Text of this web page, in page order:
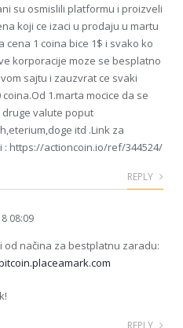
su osmislili platformu i proizveli
koji ce izaci u prodaju u martu
cena 1 coina bice 1$ i svako ko
korporacije moze se besplatno
sajtu i zauzvrat ce svaki
1.marta mocice da se
valute poput
itd .Link za
: https://actioncoin.io/ref/344524/
REPLY
08:09
od načina za bestplatnu zaradu:
REPLY